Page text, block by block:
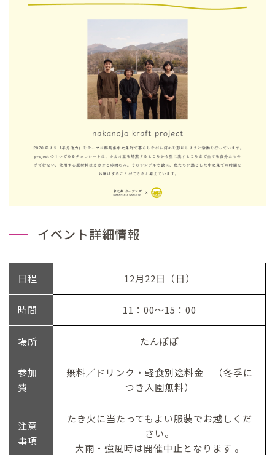
イベント詳細情報
日程 12月22日（日）
時間 11：00～15：00
場所 たんぽぽ
参加
費
無料／ドリンク・軽食別途料金 （冬季に
つき入園無料）
注意
事項
たき火に当たってもよい服装でお越しくだ
さい。
大雨・強風時は開催中止となります 。